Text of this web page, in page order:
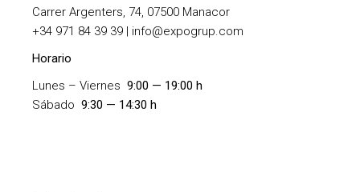
Carrer Argenters, 74, 07500 Manacor
+34 971 84 39 39 | info@expogrup.com
Horario
Lunes – Viernes9:00 — 19:00 h
Sábado9:30 — 14:30 h